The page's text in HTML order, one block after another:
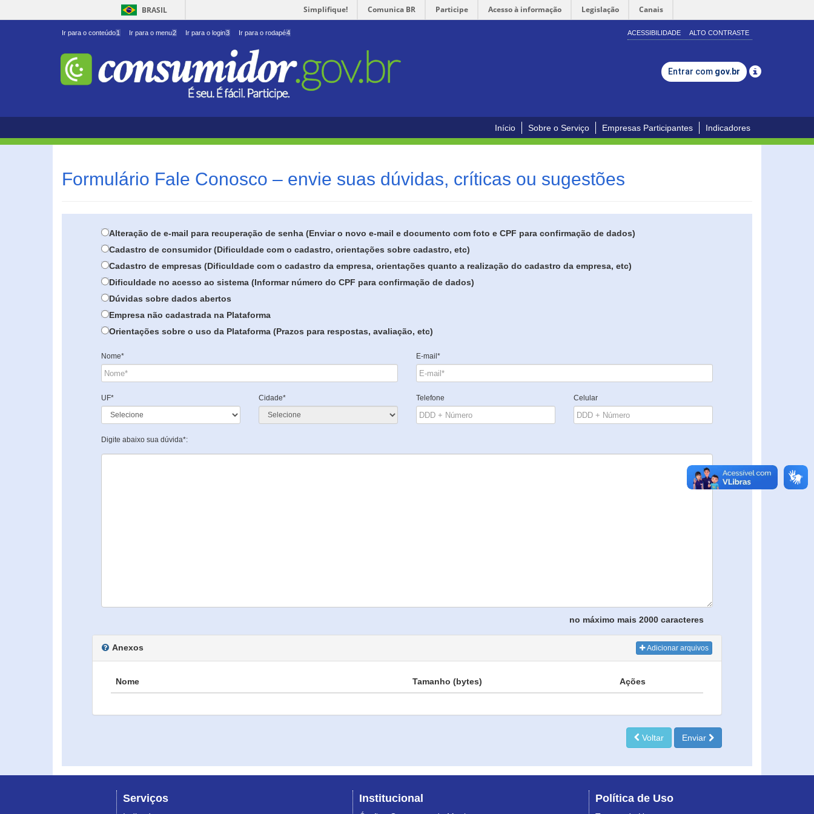
BRASIL Simplifique! Comunica BR Participe Acesso à informação Legislação Canais
Ir para o conteúdo1 Ir para o menu2 Ir para o login3 Ir para o rodapé4 ACESSIBILIDADE ALTO CONTRASTE
Entrar com gov.br
Início Sobre o Serviço Empresas Participantes Indicadores
Formulário Fale Conosco – envie suas dúvidas, críticas ou sugestões
Alteração de e-mail para recuperação de senha (Enviar o novo e-mail e documento com foto e CPF para confirmação de dados)
Cadastro de consumidor (Dificuldade com o cadastro, orientações sobre cadastro, etc)
Cadastro de empresas (Dificuldade com o cadastro da empresa, orientações quanto a realização do cadastro da empresa, etc)
Dificuldade no acesso ao sistema (Informar número do CPF para confirmação de dados)
Dúvidas sobre dados abertos
Empresa não cadastrada na Plataforma
Orientações sobre o uso da Plataforma (Prazos para respostas, avaliação, etc)
Nome* E-mail*
UF* Cidade* Telefone Celular
Digite abaixo sua dúvida*:
no máximo mais 2000 caracteres
Anexos Adicionar arquivos
Nome Tamanho (bytes) Ações
Voltar Enviar
Serviços Institucional Política de Uso